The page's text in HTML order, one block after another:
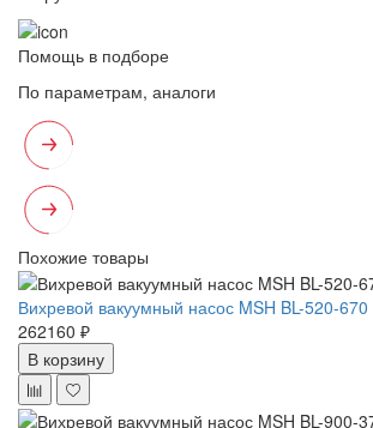
Помощь в подборе
По параметрам, аналоги
Похожие товары
Вихревой вакуумный насос MSH BL-520-670
262160 ₽
В корзину